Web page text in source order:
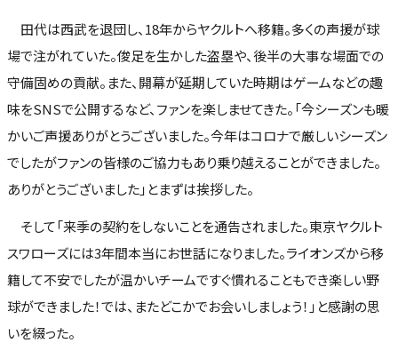
田代は西武を退団し、18年からヤクルトへ移籍。多くの声援が球
場で注がれていた。俊足を生かした盗塁や、後半の大事な場面での
守備固めの貢献。また、開幕が延期していた時期はゲームなどの趣
味をSNSで公開するなど、ファンを楽しませてきた。「今シーズンも暖
かいご声援ありがとうございました。今年はコロナで厳しいシーズン
でしたがファンの皆様のご協力もあり乗り越えることができました。
ありがとうございました」とまずは挨拶した。
そして「来季の契約をしないことを通告されました。東京ヤクルト
スワローズには3年間本当にお世話になりました。ライオンズから移
籍して不安でしたが温かいチームですぐ慣れることもでき楽しい野
球ができました！では、またどこかでお会いしましょう！」と感謝の思
いを綴った。